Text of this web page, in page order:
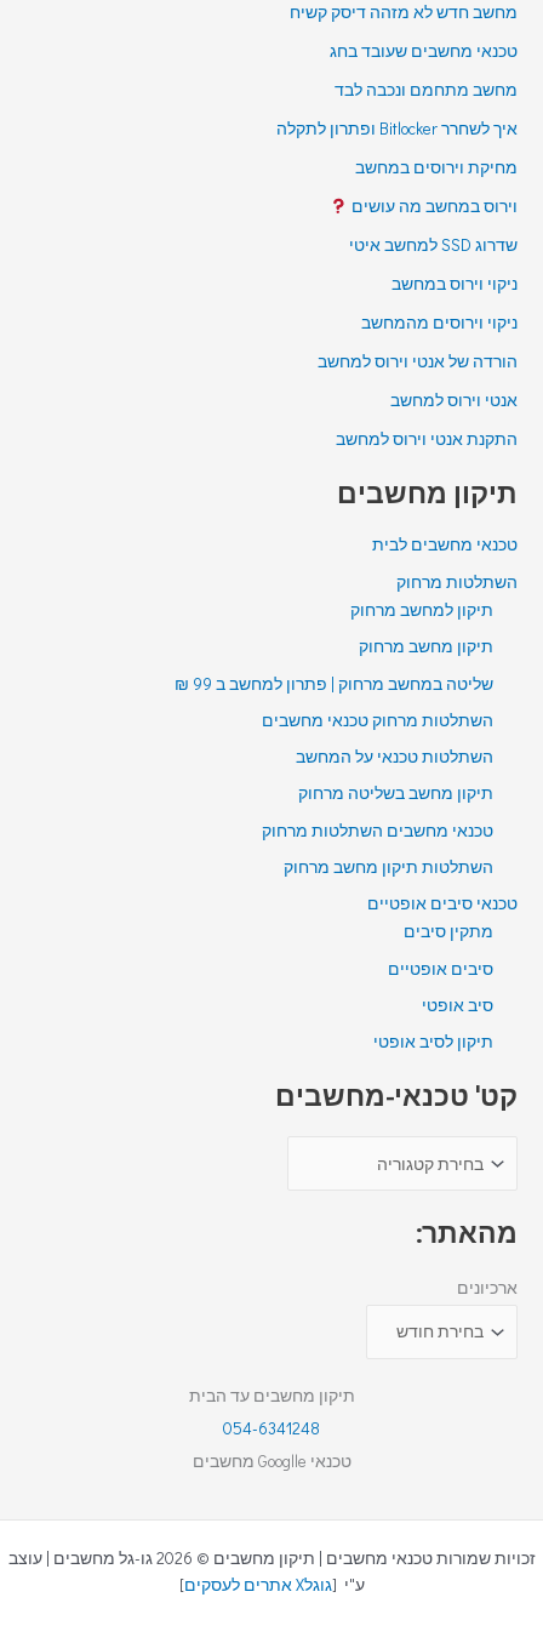
מחשב חדש לא מזהה דיסק קשיח
טכנאי מחשבים שעובד בחג
מחשב מתחמם ונכבה לבד
איך לשחרר Bitlocker ופתרון לתקלה
מחיקת וירוסים במחשב
וירוס במחשב מה עושים
שדרוג SSD למחשב איטי
ניקוי וירוס במחשב
ניקוי וירוסים מהמחשב
הורדה של אנטי וירוס למחשב
אנטי וירוס למחשב
התקנת אנטי וירוס למחשב
תיקון מחשבים
טכנאי מחשבים לבית
השתלטות מרחוק
תיקון למחשב מרחוק
תיקון מחשב מרחוק
שליטה במחשב מרחוק | פתרון למחשב ב 99 ₪
השתלטות מרחוק טכנאי מחשבים
השתלטות טכנאי על המחשב
תיקון מחשב בשליטה מרחוק
טכנאי מחשבים השתלטות מרחוק
השתלטות תיקון מחשב מרחוק
טכנאי סיבים אופטיים
מתקין סיבים
סיבים אופטיים
סיב אופטי
תיקון לסיב אופטי
קט' טכנאי-מחשבים
מהאתר:
ארכיונים
תיקון מחשבים עד הבית
054-6341248
טכנאי Googlle מחשבים
זכויות שמורות טכנאי מחשבים | תיקון מחשבים © 2026 גו-גל מחשבים | עוצב
ע"י [גוגלX אתרים לעסקים ]